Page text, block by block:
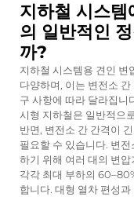
지하철 시스템
의 일반적인
까?
지하철 시스템용 견인 변
다양하며, 이는 변전소
구 사항에 따라 달라집니
시형 지하철은 일반적으
반면, 변전소 간 간격이
필요할 수 있습니다. 변
하기 위해 여러 대의 변
각각 최대 부하의
합니다. 대형 열차 편성